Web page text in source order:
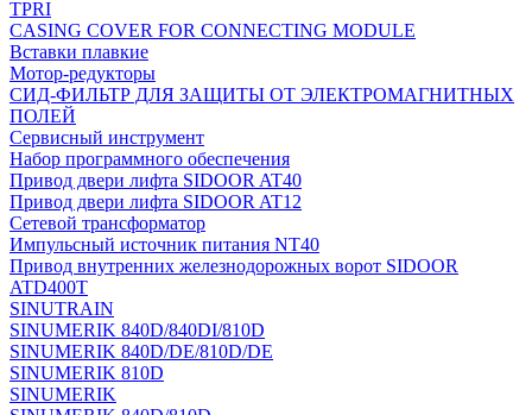
TPRI
CASING COVER FOR CONNECTING MODULE
Вставки плавкие
Мотор-редукторы
СИД-ФИЛЬТР ДЛЯ ЗАЩИТЫ ОТ ЭЛЕКТРОМАГНИТНЫХ
ПОЛЕЙ
Сервисный инструмент
Набор программного обеспечения
Привод двери лифта SIDOOR AT40
Привод двери лифта SIDOOR AT12
Сетевой трансформатор
Импульсный источник питания NT40
Привод внутренних железнодорожных ворот SIDOOR
ATD400T
SINUTRAIN
SINUMERIK 840D/840DI/810D
SINUMERIK 840D/DE/810D/DE
SINUMERIK 810D
SINUMERIK